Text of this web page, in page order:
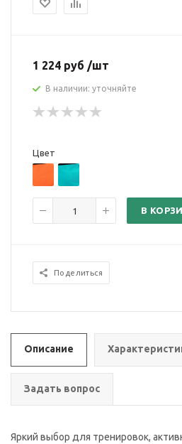
1 224 руб /шт
В наличии: уточняйте
Цвет
В
Поделиться
Описание
Задать вопрос
Яркий выбор для тренировок,